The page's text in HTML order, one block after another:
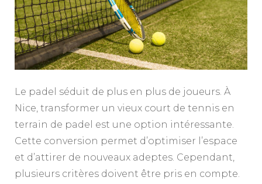
Le padel séduit de plus en plus de joueurs. À
Nice, transformer un vieux court de tennis en
terrain de padel est une option intéressante.
Cette conversion permet d’optimiser l’espace
et d’attirer de nouveaux adeptes. Cependant,
plusieurs critères doivent être pris en compte.